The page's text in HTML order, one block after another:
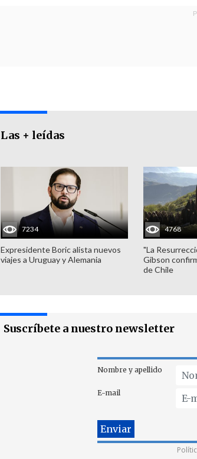
Las + leídas
7234
Expresidente Boric alista nuevos
viajes a Uruguay y Alemania
4768
"La
Gibson
de Chile
Suscríbete a nuestro newsletter
Nombre y apellido
E-mail